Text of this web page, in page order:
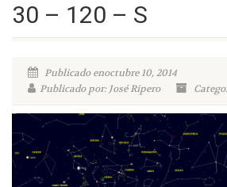
30 – 120 – S
Publicado enoctubre 10, 2014
Publicado por: José Ripero